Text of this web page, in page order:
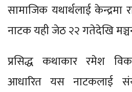
सामाजिक यथार्थलाई केन्द्रमा
नाटक यही जेठ २२ गतेदेखि
प्रसिद्ध कथाकार रमेश
आधारित यस नाटकलाई